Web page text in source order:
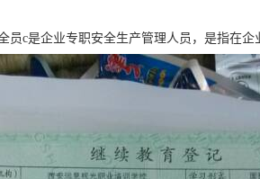
员c是企业专职安全生产管理人员，是指在